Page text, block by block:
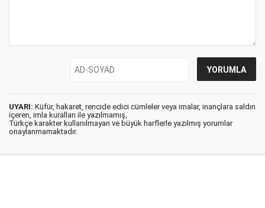
UYARI: Küfür, hakaret, rencide edici cümleler veya imalar, inançlara saldırı
içeren, imla kuralları ile yazılmamış,
Türkçe karakter kullanılmayan ve büyük harflerle yazılmış yorumlar
onaylanmamaktadır.